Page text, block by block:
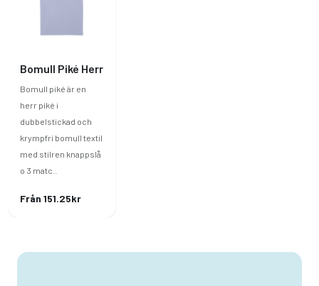
Bomull Piké Herr
Bomull piké är en
herr piké i
dubbelstickad och
krympfri bomull textil
med stilren knappslå
o 3 matc..
Från 151.25kr